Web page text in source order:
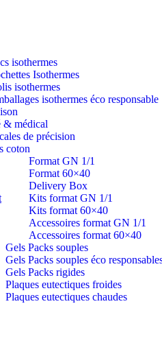
isothermes
Isothermes
isothermes
isothermes éco responsable
& médical
de précision
coton
Format GN 1/1
Format 60×40
Delivery Box
Kits format GN 1/1
Kits format 60×40
Accessoires format GN 1/1
Accessoires format 60×40
Gels Packs souples
Gels Packs souples éco
Gels Packs rigides
Plaques eutectiques froides
Plaques eutectiques chaudes